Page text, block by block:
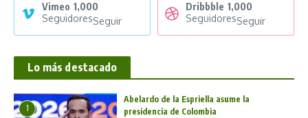
Vimeo 1,000
SeguidoresSeguir
Dribbble 1,000
SeguidoresSeguir
Lo más destacado
1
Abelardo de la Espriella asume la
presidencia de Colombia